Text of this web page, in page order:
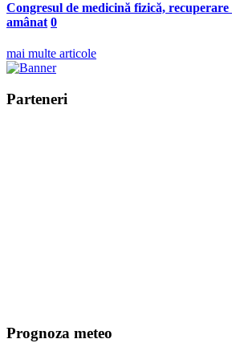
Congresul de medicină fizică, recuperare
amânat 0
mai multe articole
Parteneri
Prognoza meteo